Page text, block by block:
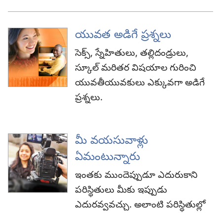
యువత అడిగే ప్రశ్నలు
సెక్స్‌, స్నేహితులు, తల్లిదండ్రులు,
స్కూల్‌ మరితర విషయాల గురించి
యువతీయువకులు ఎక్కువగా అడిగే
ప్రశ్నలు.
మీ వయసువాళ్లు
ఏమంటున్నారు
ఇంతకు ముందెప్పుడూ ఎదురుకాని
పరిస్థితులు మీకు ఇప్పుడు
ఎదురవ్వవచ్చు. అలాంటి పరిస్థితుల్లో